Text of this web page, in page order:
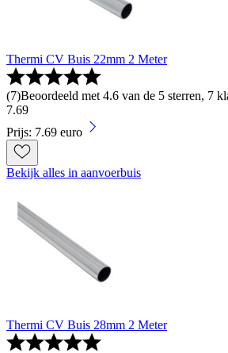
Thermi CV Buis 22mm 2 Meter
(7)Beoordeeld met 4.6 van de 5 sterren, 7
7.69
Prijs: 7.69 euro
Bekijk alles in aanvoerbuis
Thermi CV Buis 28mm 2 Meter